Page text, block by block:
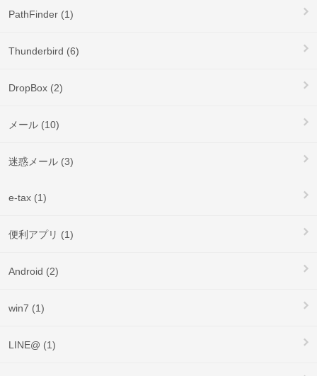
PathFinder (1)
Thunderbird (6)
DropBox (2)
メール (10)
迷惑メール (3)
e-tax (1)
便利アプリ (1)
Android (2)
win7 (1)
LINE@ (1)